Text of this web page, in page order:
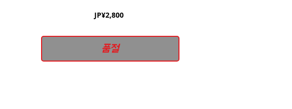
JP¥2,800가
품절